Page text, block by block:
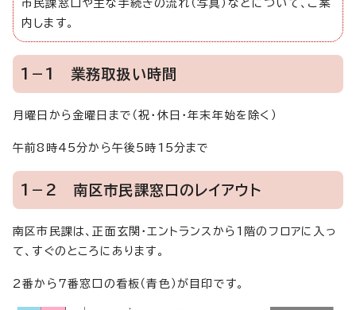
市民課窓口や主な手続きの流れ（写真）などについて、ご案
内します。
1－1 業務取扱い時間
月曜日から金曜日まで（祝・休日・年末年始を除く）
午前8時45分から午後5時15分まで
1－2 南区市民課窓口のレイアウト
南区市民課は、正面玄関・エントランスから1階のフロアに入っ
て、すぐのところにあります。
2番から7番窓口の看板（青色）が目印です。